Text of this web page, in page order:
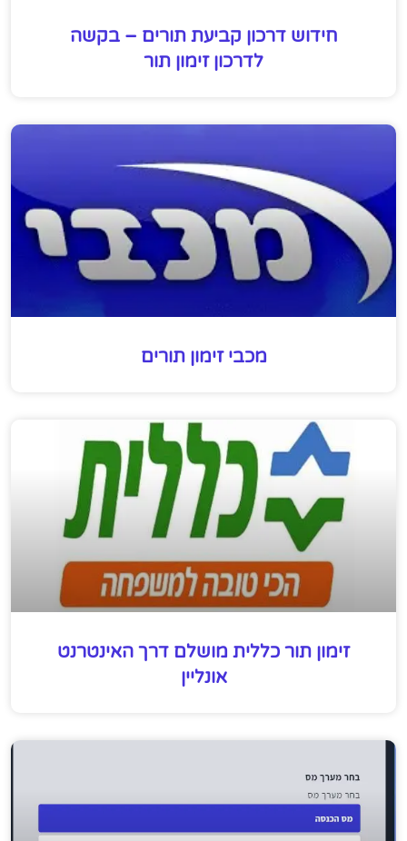
חידוש דרכון קביעת תורים – בקשה
לדרכון זימון תור
מכבי זימון תורים
זימון תור כללית מושלם דרך האינטרנט
אונליין